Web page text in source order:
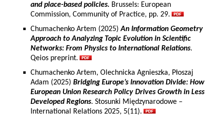
and place-based policies. Brussels: European
Commission, Community of Practice, pp. 29.
Chumachenko Artem (2025)An Information Geometry
Approach to Analyzing Topic Evolution in Scientific
Networks: From Physics to International Relations.
Qeios preprint.
Chumachenko Artem, Olechnicka Agnieszka, Płoszaj
Adam (2025) Bridging Europe’s Innovation Divide: How
European Union Research Policy Drives Growth in Less
Developed Regions. Stosunki Międzynarodowe –
International Relations 2025, 5(11).